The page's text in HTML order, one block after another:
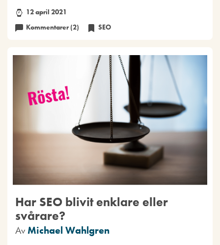
12 april 2021
Kommentarer (2)
SEO
Har SEO blivit enklare eller
svårare?
Av Michael Wahlgren